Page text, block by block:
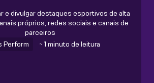
e divulgar destaques esportivos de alta
próprios, redes sociais e canais de
parceiros
Perform
~ 1 minuto de leitura